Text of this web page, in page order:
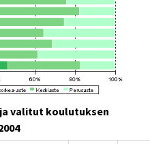
valitut koulutuksen